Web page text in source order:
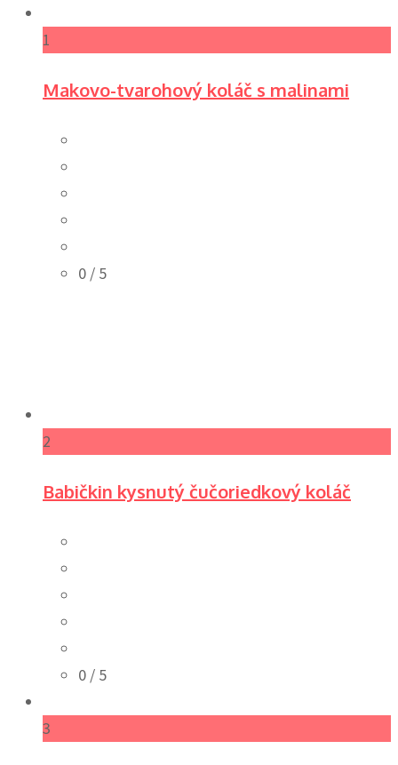
1
Makovo-tvarohový koláč s malinami
0 / 5
2
Babičkin kysnutý čučoriedkový koláč
0 / 5
3